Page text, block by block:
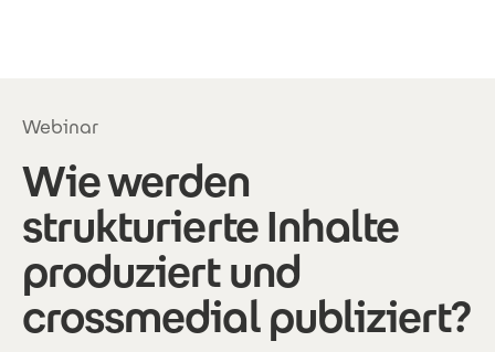
Webinar
Wie werden
strukturierte Inhalte
produziert und
crossmedial publiziert?